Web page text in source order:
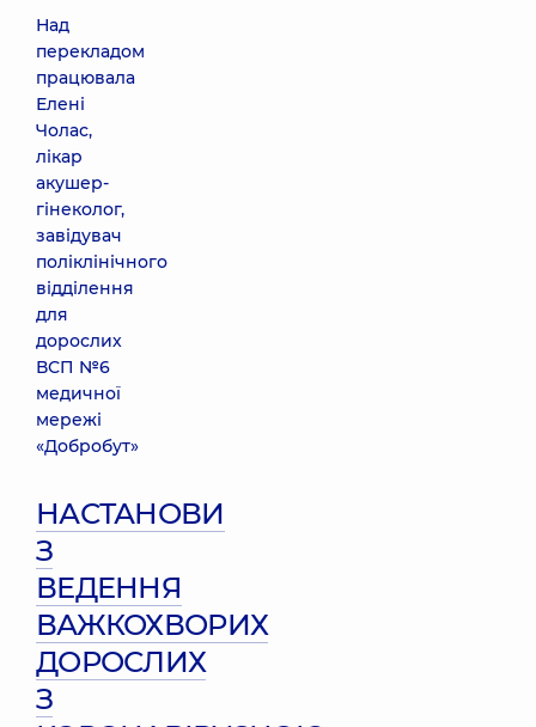
Над
перекладом
працювала
Елені
Чолас,
лікар
акушер-
гінеколог,
завідувач
поліклінічного
відділення
для
дорослих
ВСП №6
медичної
мережі
«Добробут»
НАСТАНОВИ
З
ВЕДЕННЯ
ВАЖКОХВОРИХ
ДОРОСЛИХ
З